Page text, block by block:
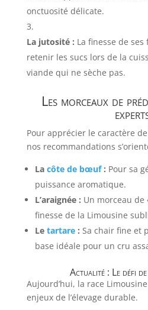
onctuosité délicate.
La jutosité : La finesse de
retenir les sucs lors de la
viande qui ne sèche pas.
Les morceaux de
Pour apprécier le caractère
nos recommandations
La côte de bœuf: Pour sa
puissance aromatique.
L’araignée : Un morceau de
finesse de la Limousine
Le tartare: Sa chair fine et
base idéale pour un cru
Actualité : Le défi
Aujourd’hui, la race
enjeux de l’élevage durable.